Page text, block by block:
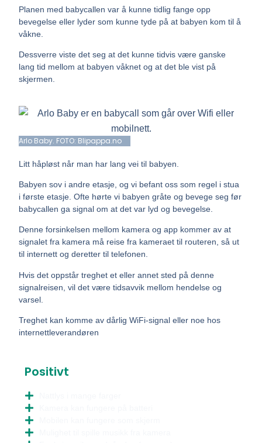
Planen med babycallen var å kunne tidlig fange opp
bevegelse eller lyder som kunne tyde på at babyen kom til å
våkne.
Dessverre viste det seg at det kunne tidvis være ganske
lang tid mellom at babyen våknet og at det ble vist på
skjermen.
Litt håpløst når man har lang vei til babyen.
Babyen sov i andre etasje, og vi befant oss som regel i stua
i første etasje.Ofte hørte vi babyen gråte og bevege seg før
babycallen ga signal om at det var lyd og bevegelse.
Denne forsinkelsen mellom kamera og app kommer av at
signalet fra kamera må reise fra kameraet til routeren, så ut
til internett og deretter til telefonen.
Hvis det oppstår treghet et eller annet sted på denne
signalreisen, vil det være tidsavvik mellom hendelse og
varsel.
Treghet kan komme av dårlig WiFi-signal eller noe hos
internettleverandøren
Arlo Baby. FOTO: Blipappa.no
Positivt